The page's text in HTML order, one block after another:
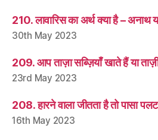
210. लावारिस का अर्थ क्या है – अनाथ
30th May 2023
209. आप ताज़ा सब्ज़ियाँ खाते हैं या
23rd May 2023
208. हारने वाला जीतता है तो पासा
16th May 2023